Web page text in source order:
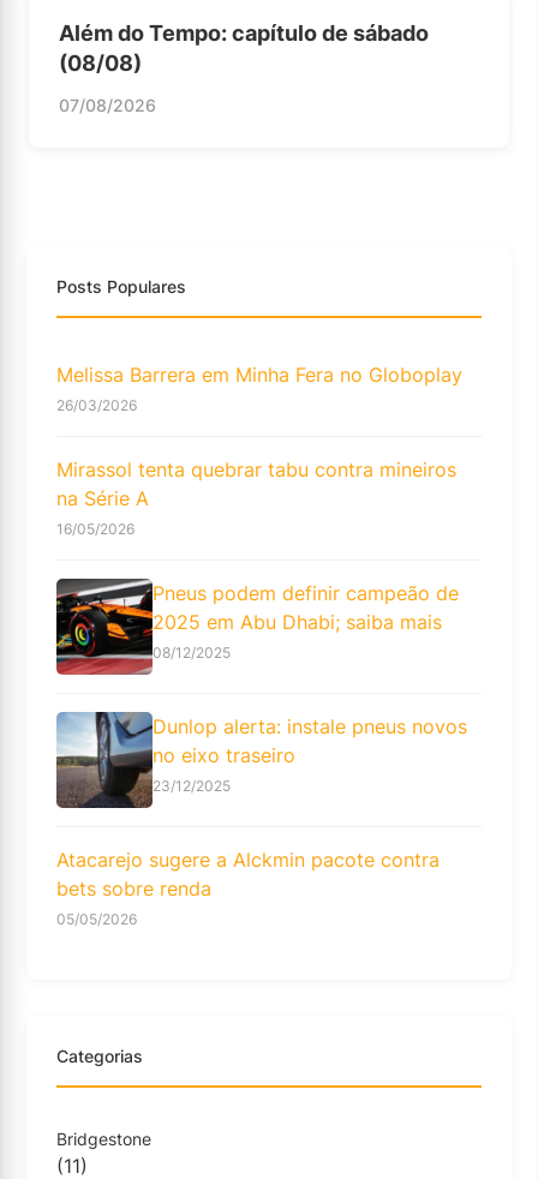
Além do Tempo: capítulo de sábado
(08/08)
07/08/2026
Posts Populares
Melissa Barrera em Minha Fera no Globoplay
26/03/2026
Mirassol tenta quebrar tabu contra mineiros
na Série A
16/05/2026
Pneus podem definir campeão de
2025 em Abu Dhabi; saiba mais
08/12/2025
Dunlop alerta: instale pneus novos
no eixo traseiro
23/12/2025
Atacarejo sugere a Alckmin pacote contra
bets sobre renda
05/05/2026
Categorias
Bridgestone
(11)